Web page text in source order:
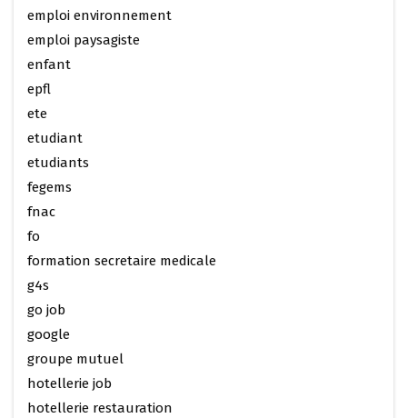
emploi environnement
emploi paysagiste
enfant
epfl
ete
etudiant
etudiants
fegems
fnac
fo
formation secretaire medicale
g4s
go job
google
groupe mutuel
hotellerie job
hotellerie restauration